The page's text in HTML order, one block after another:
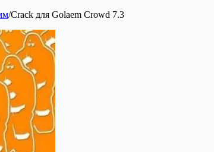
/Crack для Golaem Crowd 7.3